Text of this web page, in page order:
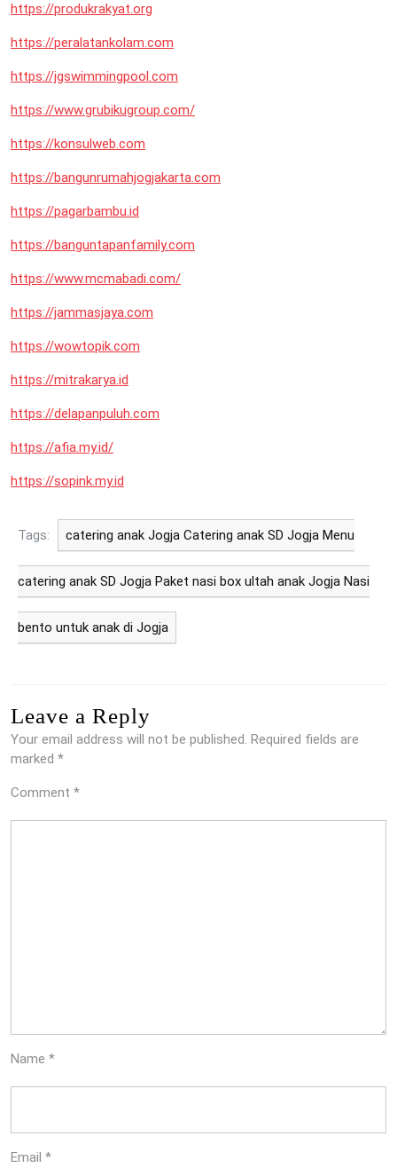
https://produkrakyat.org
https://peralatankolam.com
https://jgswimmingpool.com
https://www.grubikugroup.com/
https://konsulweb.com
https://bangunrumahjogjakarta.com
https://pagarbambu.id
https://banguntapanfamily.com
https://www.mcmabadi.com/
https://jammasjaya.com
https://wowtopik.com
https://mitrakarya.id
https://delapanpuluh.com
https://afia.my.id/
https://sopink.my.id
Tags: catering anak Jogja Catering anak SD Jogja Menu
catering anak SD Jogja Paket nasi box ultah anak Jogja Nasi
bento untuk anak di Jogja
Leave a Reply
Your email address will not be published. Required fields are
marked *
Comment *
Name *
Email *